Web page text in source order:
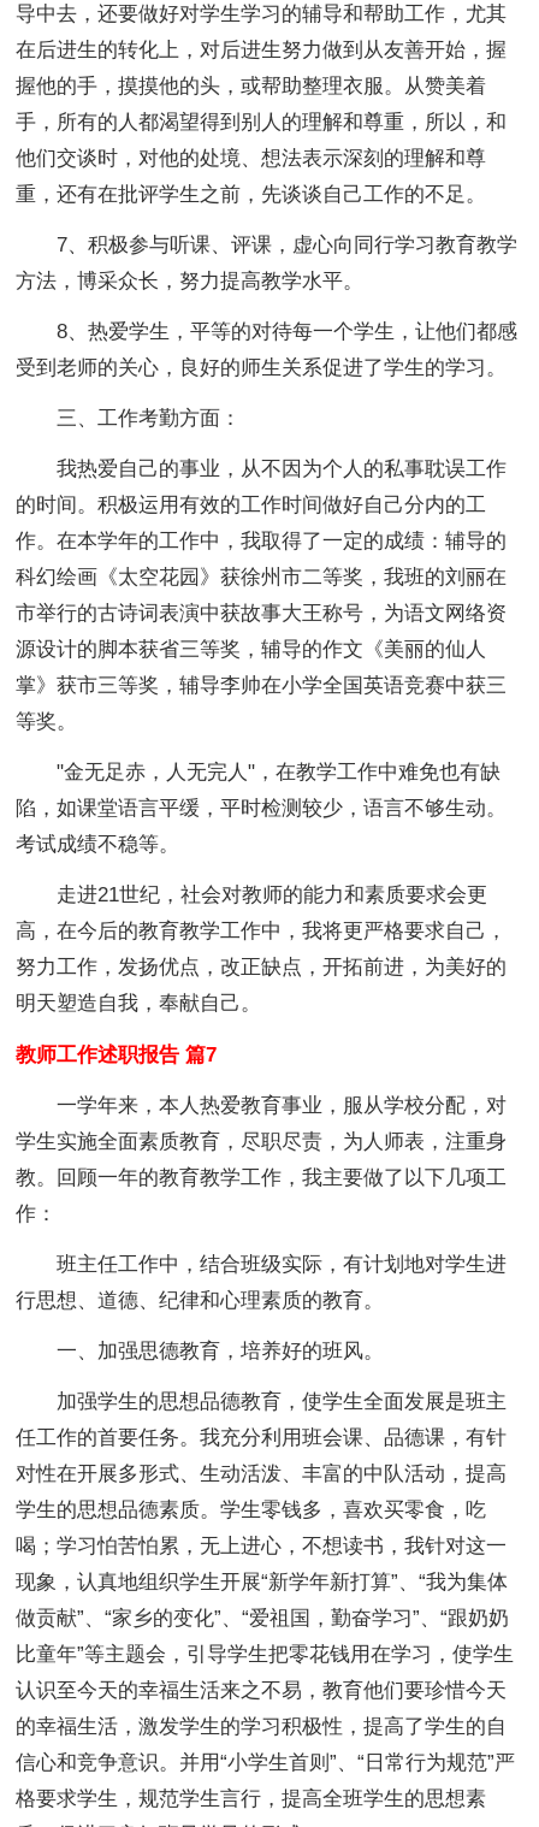
导中去，还要做好对学生学习的辅导和帮助工作，尤其
在后进生的转化上，对后进生努力做到从友善开始，握
握他的手，摸摸他的头，或帮助整理衣服。从赞美着
手，所有的人都渴望得到别人的理解和尊重，所以，和
他们交谈时，对他的处境、想法表示深刻的理解和尊
重，还有在批评学生之前，先谈谈自己工作的不足。
7、积极参与听课、评课，虚心向同行学习教育教学
方法，博采众长，努力提高教学水平。
8、热爱学生，平等的对待每一个学生，让他们都感
受到老师的关心，良好的师生关系促进了学生的学习。
三、工作考勤方面：
我热爱自己的事业，从不因为个人的私事耽误工作
的时间。积极运用有效的工作时间做好自己分内的工
作。在本学年的工作中，我取得了一定的成绩：辅导的
科幻绘画《太空花园》获徐州市二等奖，我班的刘丽在
市举行的古诗词表演中获故事大王称号，为语文网络资
源设计的脚本获省三等奖，辅导的作文《美丽的仙人
掌》获市三等奖，辅导李帅在小学全国英语竞赛中获三
等奖。
"金无足赤，人无完人"，在教学工作中难免也有缺
陷，如课堂语言平缓，平时检测较少，语言不够生动。
考试成绩不稳等。
走进21世纪，社会对教师的能力和素质要求会更
高，在今后的教育教学工作中，我将更严格要求自己，
努力工作，发扬优点，改正缺点，开拓前进，为美好的
明天塑造自我，奉献自己。
教师工作述职报告 篇7
一学年来，本人热爱教育事业，服从学校分配，对
学生实施全面素质教育，尽职尽责，为人师表，注重身
教。回顾一年的教育教学工作，我主要做了以下几项工
作：
班主任工作中，结合班级实际，有计划地对学生进
行思想、道德、纪律和心理素质的教育。
一、加强思德教育，培养好的班风。
加强学生的思想品德教育，使学生全面发展是班主
任工作的首要任务。我充分利用班会课、品德课，有针
对性在开展多形式、生动活泼、丰富的中队活动，提高
学生的思想品德素质。学生零钱多，喜欢买零食，吃
喝；学习怕苦怕累，无上进心，不想读书，我针对这一
现象，认真地组织学生开展“新学年新打算”、“我为集体
做贡献”、“家乡的变化”、“爱祖国，勤奋学习”、“跟奶奶
比童年”等主题会，引导学生把零花钱用在学习，使学生
认识至今天的幸福生活来之不易，教育他们要珍惜今天
的幸福生活，激发学生的学习积极性，提高了学生的自
信心和竞争意识。并用“小学生首则”、“日常行为规范”严
格要求学生，规范学生言行，提高全班学生的思想素